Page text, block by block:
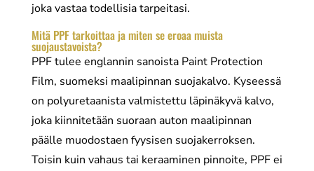
joka vastaa todellisia tarpeitasi.
Mitä PPF tarkoittaa ja miten se eroaa muista
suojaustavoista?
PPF tulee englannin sanoista Paint Protection
Film, suomeksi maalipinnan suojakalvo. Kyseessä
on polyuretaanista valmistettu läpinäkyvä kalvo,
joka kiinnitetään suoraan auton maalipinnan
päälle muodostaen fyysisen suojakerroksen.
Toisin kuin vahaus tai keraaminen pinnoite, PPF ei